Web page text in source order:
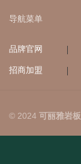
导航菜单
品牌官网
招商加盟
© 2024 可丽雅岩板